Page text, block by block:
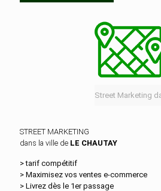
Street Marketing
STREET MARKETING
dans la ville de LE CHAUTAY
> tarif compétitif
> Maximisez vos ventes e‑commerce
> Livrez dès le 1er passage